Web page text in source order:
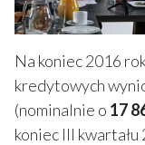
Na koniec 2016
kredytowych
(nominalnie o 17
koniec III